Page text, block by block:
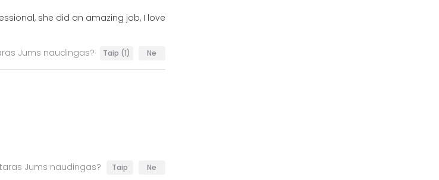
she did an amazing job, I love
Jums naudingas? Taip (1) Ne
Jums naudingas? Taip Ne